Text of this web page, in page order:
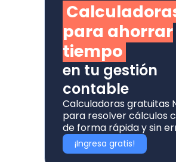
para ahorrar
tiempo
en tu gestión
contable
Calculadoras gratuitas
para resolver cálculos
de forma rápida y sin
¡Ingresa gratis!